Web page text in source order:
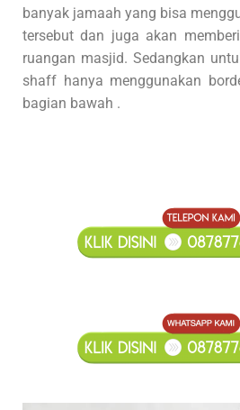
banyak jamaah yang bisa
tersebut dan juga akan
ruangan masjid. Sedangkan
shaff hanya menggunakan
bagian bawah .